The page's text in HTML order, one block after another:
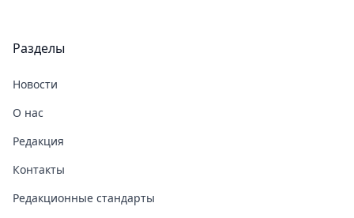
Разделы
Новости
О нас
Редакция
Контакты
Редакционные стандарты